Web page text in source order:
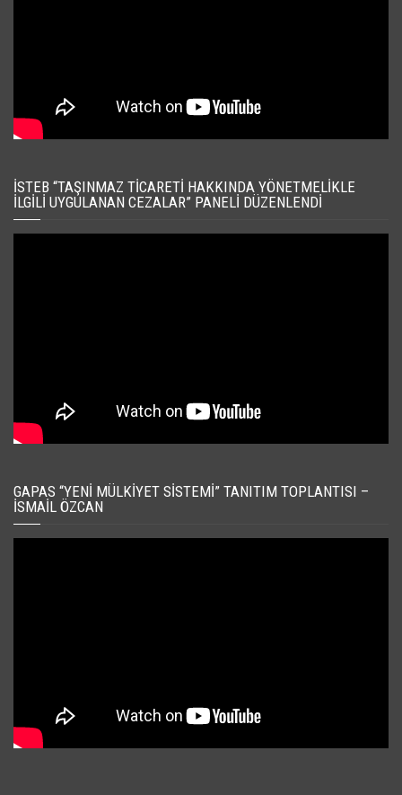
İSTEB “TAŞINMAZ TICARETI HAKKINDA YÖNETMELIKLE
İLGILI UYGULANAN CEZALAR” PANELI DÜZENLENDI
GAPAS “YENI MÜLKIYET SISTEMI” TANITIM TOPLANTISI –
İSMAIL ÖZCAN